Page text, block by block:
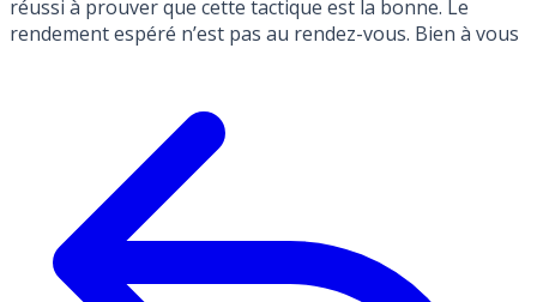
réussi à prouver que cette tactique est la bonne. Le
rendement espéré n’est pas au rendez-vous. Bien à vous